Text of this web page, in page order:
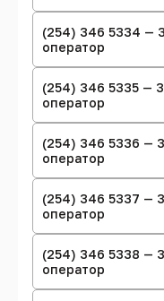
(254) 346 5334 —
оператор
(254) 346 5335 —
оператор
(254) 346 5336 —
оператор
(254) 346 5337 —
оператор
(254) 346 5338 —
оператор